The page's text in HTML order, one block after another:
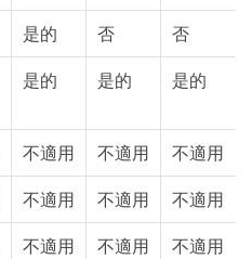
是的 否 否
是的 是的 是的
不適用 不適用 不適用
不適用 不適用 不適用
不適用 不適用 不適用